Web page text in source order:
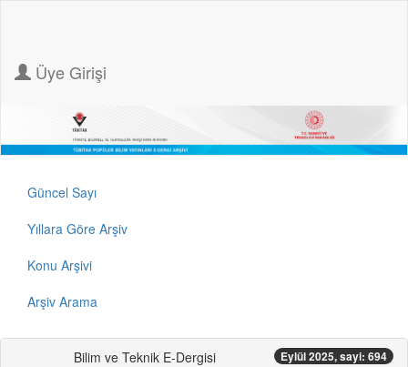
Üye Girişi
Güncel Sayı
Yıllara Göre Arşiv
Konu Arşivi
Arşiv Arama
Bilim ve Teknik E-Dergisi Eylül 2025, sayi: 694